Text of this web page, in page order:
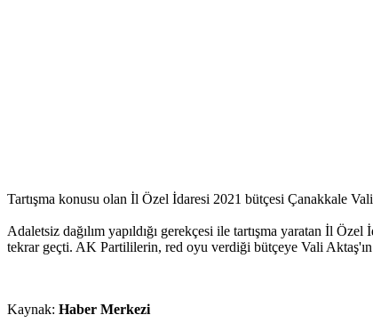
Tartışma konusu olan İl Özel İdaresi 2021 bütçesi Çanakkale
Adaletsiz dağılım yapıldığı gerekçesi ile tartışma yaratan İl
tekrar geçti. AK Partililerin, red oyu verdiği bütçeye Vali
Kaynak: Haber Merkezi